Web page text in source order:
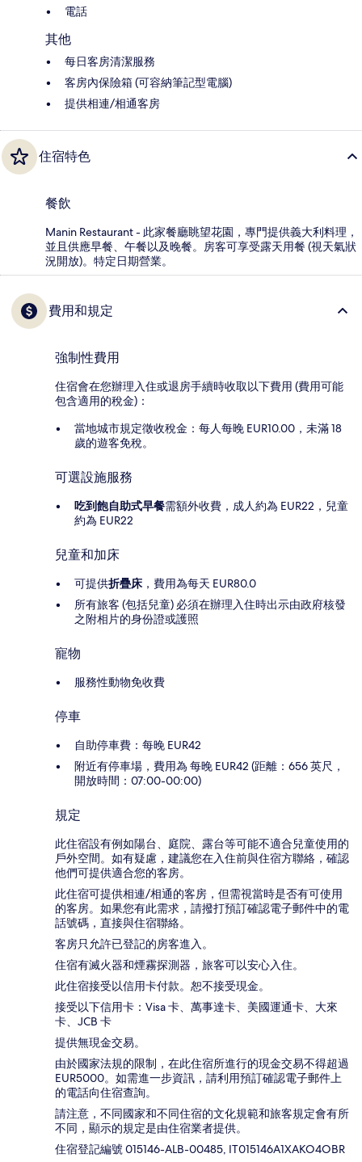
電話
其他
每日客房清潔服務
客房內保險箱 (可容納筆記型電腦)
提供相連/相通客房
住宿特色
餐飲
Manin Restaurant - 此家餐廳眺望花園，專門提供義大利料理，
並且供應早餐、午餐以及晚餐。房客可享受露天用餐 (視天氣狀
況開放)。特定日期營業。
費用和規定
強制性費用
住宿會在您辦理入住或退房手續時收取以下費用 (費用可能
包含適用的稅金)：
當地城市規定徵收稅金：每人每晚 EUR10.00，未滿 18
歲的遊客免稅。
可選設施服務
吃到飽自助式早餐需額外收費，成人約為 EUR22，兒童
約為 EUR22
兒童和加床
可提供折疊床 ，費用為每天 EUR80.0
所有旅客 (包括兒童) 必須在辦理入住時出示由政府核發
之附相片的身份證或護照
寵物
服務性動物免收費
停車
自助停車費：每晚 EUR42
附近有停車場，費用為 每晚 EUR42 (距離：656 英尺，
開放時間：07:00-00:00)
規定
此住宿設有例如陽台、庭院、露台等可能不適合兒童使用的
戶外空間。如有疑慮，建議您在入住前與住宿方聯絡，確認
他們可提供適合您的客房。
此住宿可提供相連/相通的客房，但需視當時是否有可使用
的客房。如果您有此需求，請撥打預訂確認電子郵件中的電
話號碼，直接與住宿聯絡。
客房只允許已登記的房客進入。
住宿有滅火器和煙霧探測器，旅客可以安心入住。
此住宿接受以信用卡付款。恕不接受現金。
接受以下信用卡：Visa 卡、萬事達卡、美國運通卡、大來
卡、JCB 卡
提供無現金交易。
由於國家法規的限制，在此住宿所進行的現金交易不得超過
EUR5000。如需進一步資訊，請利用預訂確認電子郵件上
的電話向住宿查詢。
請注意，不同國家和不同住宿的文化規範和旅客規定會有所
不同，顯示的規定是由住宿業者提供。
住宿登記編號 015146-ALB-00485, IT015146A1XAKO4OBR